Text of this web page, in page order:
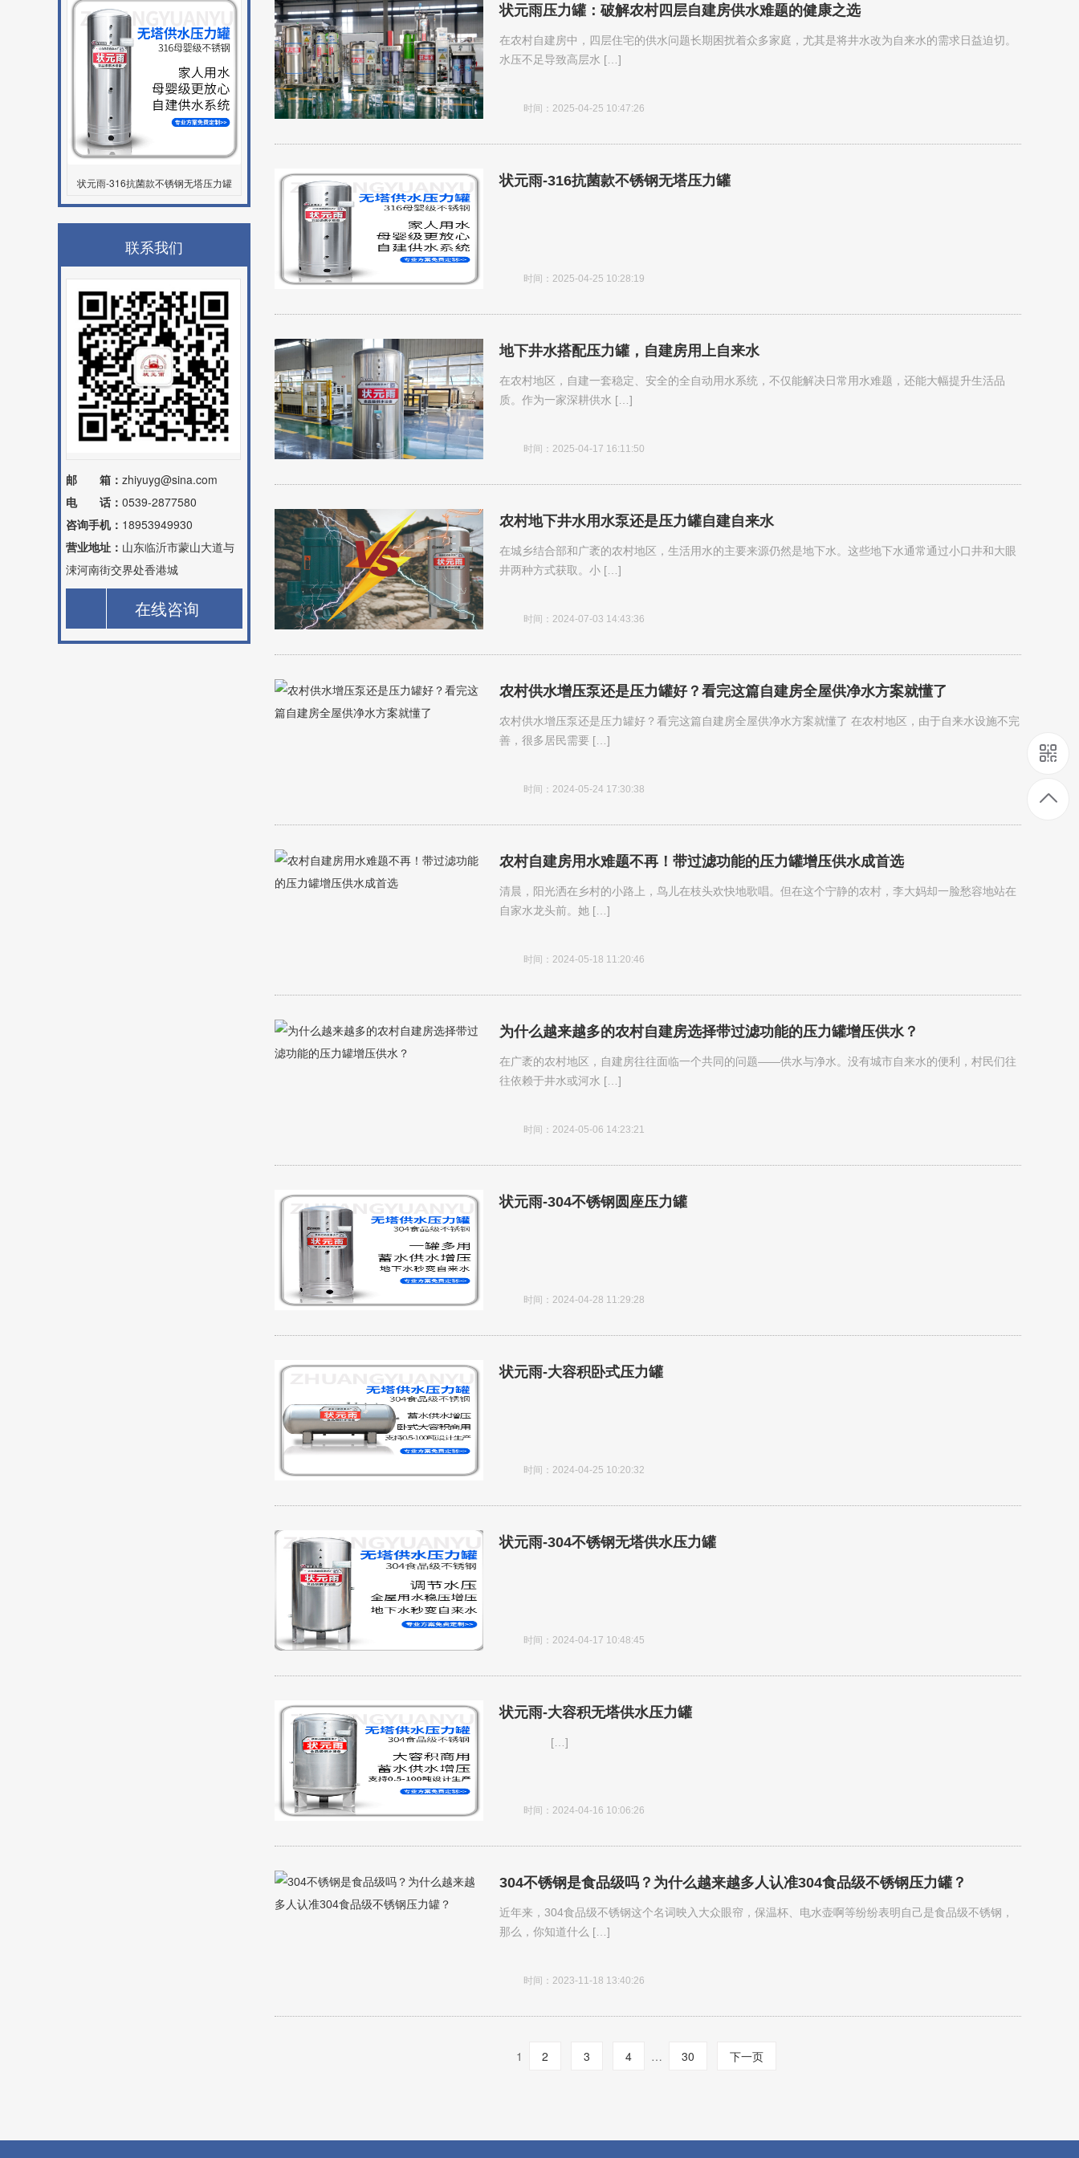
状元雨-316抗菌款不锈钢无塔压力罐
联系我们
邮 箱： zhiyuyg@sina.com
电 话： 0539-2877580
咨询手机： 18953949930
营业地址： 山东临沂市蒙山大道与
涑河南街交界处香港城
在线咨询
状元雨压力罐：破解农村四层自建房供水难题的健康之选
在农村自建房中，四层住宅的供水问题长期困扰着众多家庭，尤其是将井水改为自来水的需求日益迫切。
水压不足导致高层水 […]
时间：2025-04-25 10:47:26
状元雨-316抗菌款不锈钢无塔压力罐
时间：2025-04-25 10:28:19
地下井水搭配压力罐，自建房用上自来水
在农村地区，自建一套稳定、安全的全自动用水系统，不仅能解决日常用水难题，还能大幅提升生活品
质。作为一家深耕供水 […]
时间：2025-04-17 16:11:50
农村地下井水用水泵还是压力罐自建自来水
在城乡结合部和广袤的农村地区，生活用水的主要来源仍然是地下水。这些地下水通常通过小口井和大眼
井两种方式获取。小 […]
时间：2024-07-03 14:43:36
农村供水增压泵还是压力罐好？看完这篇自建房全屋供净水方案就懂了
农村供水增压泵还是压力罐好？看完这篇自建房全屋供净水方案就懂了 在农村地区，由于自来水设施不完
善，很多居民需要 […]
时间：2024-05-24 17:30:38
农村自建房用水难题不再！带过滤功能的压力罐增压供水成首选
​清晨，阳光洒在乡村的小路上，鸟儿在枝头欢快地歌唱。但在这个宁静的农村，李大妈却一脸愁容地站在
自家水龙头前。她 […]
时间：2024-05-18 11:20:46
为什么越来越多的农村自建房选择带过滤功能的压力罐增压供水？
在广袤的农村地区，自建房往往面临一个共同的问题——供水与净水。没有城市自来水的便利，村民们往
往依赖于井水或河水 […]
时间：2024-05-06 14:23:21
状元雨-304不锈钢圆座压力罐
时间：2024-04-28 11:29:28
状元雨-大容积卧式压力罐
时间：2024-04-25 10:20:32
状元雨-304不锈钢无塔供水压力罐
时间：2024-04-17 10:48:45
状元雨-大容积无塔供水压力罐
[…]
时间：2024-04-16 10:06:26
304不锈钢是食品级吗？为什么越来越多人认准304食品级不锈钢压力罐？
近年来，304食品级不锈钢这个名词映入大众眼帘，保温杯、电水壶啊等纷纷表明自己是食品级不锈钢，
那么，你知道什么 […]
时间：2023-11-18 13:40:26
1 2 3 4 … 30 下一页